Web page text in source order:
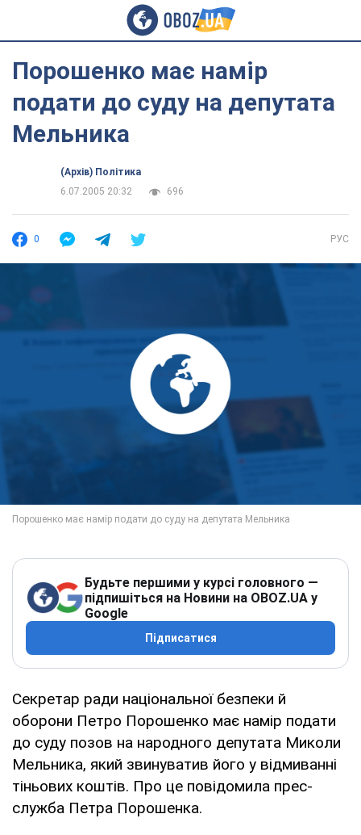
Порошенко має намір
подати до суду на депутата
Мельника
(Архів) Політика
6.07.2005 20:32
696
0 РУС
Будьте першими у курсі головного —
підпишіться на Новини на OBOZ.UA у
Google
Підписатися
Секретар ради національної безпеки й
оборони Петро Порошенко має намір подати
до суду позов на народного депутата Миколи
Мельника, який звинуватив його у відмиванні
тіньових коштів. Про це повідомила прес-
служба Петра Порошенка.